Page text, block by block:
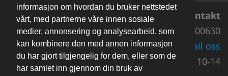
informasjon om hvordan du bruker nettstedet
vårt, med partnerne våre innen sosiale
medier, annonsering og analysearbeid, som
kan kombinere den med annen informasjon
du har gjort tilgjengelig for dem, eller som de
har samlet inn gjennom din bruk av
Kontakt
Support 92200630
E-mail oss
Man-Fre 10-14